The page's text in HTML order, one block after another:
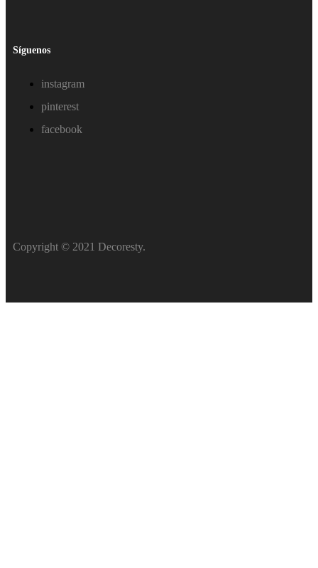
Síguenos
instagram
pinterest
facebook
Copyright © 2021 Decoresty.